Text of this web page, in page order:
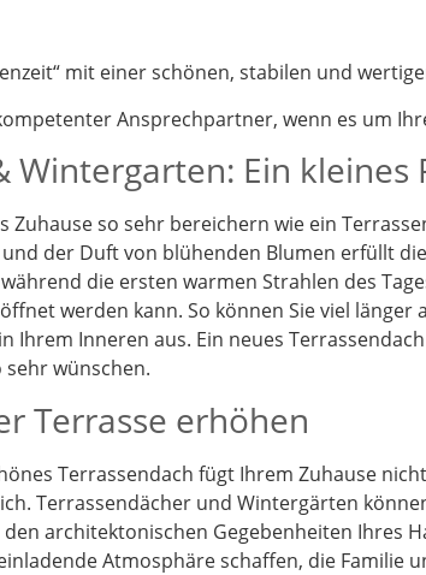
mit einer schönen, stabilen und
Ansprechpartner, wenn es um
Wintergarten: Ein
Zuhause so sehr bereichern wie ein
der Duft von blühenden Blumen erfüllt
die ersten warmen Strahlen des
werden kann. So können Sie viel
Ihrem Inneren aus. Ein neues
sehr wünschen.
Terrasse erhöhen
Terrassendach fügt Ihrem Zuhause
Terrassendächer und Wintergärten
architektonischen Gegebenheiten Ihres
Atmosphäre schaffen, die Familie